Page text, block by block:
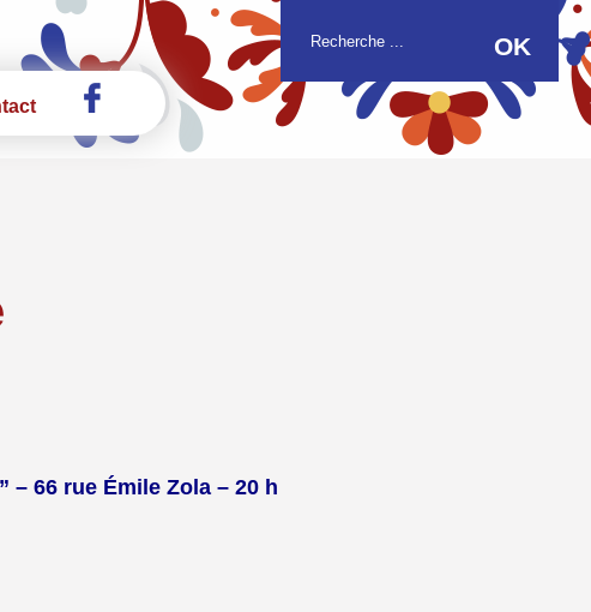
– 66 rue Émile Zola – 20 h